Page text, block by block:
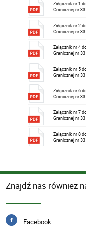
Załącznik nr 1
Granicznej nr
Załącznik nr 2
Granicznej nr
Załącznik nr 4
Granicznej nr
Załącznik nr 5
Granicznej nr
Załącznik nr 6
Granicznej nr
Załącznik nr 7
Granicznej nr
Załącznik nr 8
Granicznej nr
Znajdź nas również
Facebook